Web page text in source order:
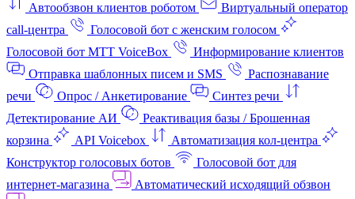
Автообзвон клиентов роботом
Виртуальный оператор
call-центра
Голосовой бот с женским голосом
Голосовой бот МТТ VoiceBox
Информирование клиентов
Отправка шаблонных писем и SMS
Распознавание
речи
Опрос / Анкетирование
Синтез речи
Детектирование АИ
Реактивация базы / Брошенная
корзина
API Voicebox
Автоматизация кол‑центра
Конструктор голосовых ботов
Голосовой бот для
интернет‑магазина
Автоматический исходящий обзвон